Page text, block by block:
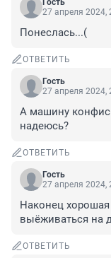
Гость
27 апреля 2024,
Понеслась...(
ОТВЕТИТЬ
Гость
27 апреля 2024,
А машину
надеюсь?
ОТВЕТИТЬ
Гость
27 апреля 2024,
Наконец
выёживаться на
ОТВЕТИТЬ